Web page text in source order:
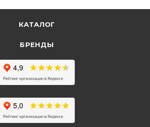
КАТАЛОГ
БРЕНДЫ